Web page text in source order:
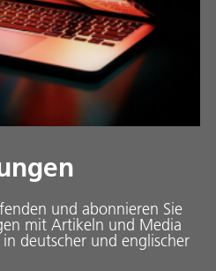
und abonnieren Sie
mit Artikeln und Media
deutscher und englischer